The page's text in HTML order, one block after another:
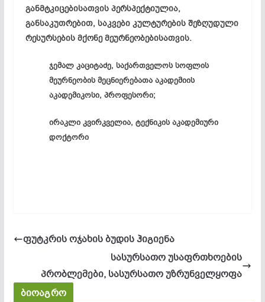
განმტკიცებისათვის პერსპექტიულია,
განსაკუთრებით, საკვები კულტურების შეზღუდული
რესურსების მქონე მეურნეობებისათვის.
ჯემალ კაციტაძე, საქართველოს სოფლის
მეურნეობის მეცნიერებათა აკადემიის
აკადემიკოსი, პროფესორი;
ირაკლი კვირკველია, ტექნიკის აკადემიური
დოქტორი
ფუტკრის ოჯახის ბუდის ჰიგიენა
სასურსათო უსაფრთხოების
პრობლემები, სასურსათო უზრუნველყოფა
ბიოაგრო